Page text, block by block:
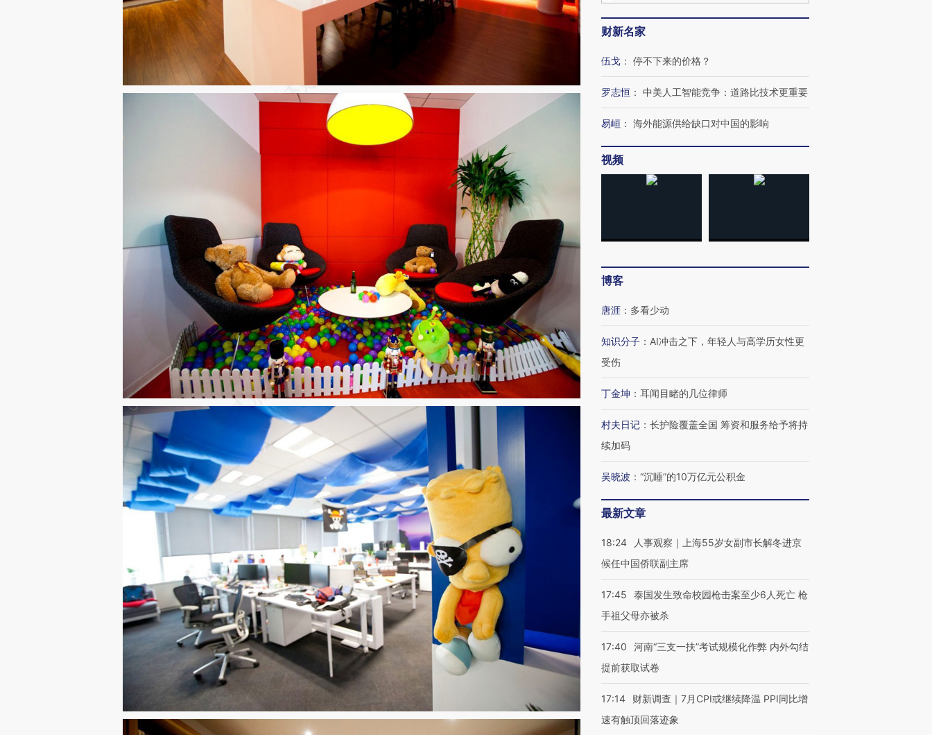
财新名家
伍戈 ： 停不下来的价格？
罗志恒 ： 中美人工智能竞争：道路比技术更重要
易峘 ： 海外能源供给缺口对中国的影响
视频
博客
唐涯 ： 多看少动
知识分子 ： AI冲击之下，年轻人与高学历女性更
受伤
丁金坤 ： 耳闻目睹的几位律师
村夫日记 ： 长护险覆盖全国 筹资和服务给予将持
续加码
吴晓波 ： “沉睡”的10万亿元公积金
最新文章
18:24
人事观察｜上海55岁女副市长解冬进京
候任中国侨联副主席
17:45
泰国发生致命校园枪击案至少6人死亡 枪
手祖父母亦被杀
17:40
河南“三支一扶”考试规模化作弊 内外勾结
提前获取试卷
17:14
财新调查｜7月CPI或继续降温 PPI同比增
速有触顶回落迹象